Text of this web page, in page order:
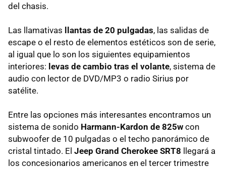
del chasis.
Las llamativas llantas de 20 pulgadas, las salidas de
escape o el resto de elementos estéticos son de serie,
al igual que lo son los siguientes equipamientos
interiores: levas de cambio tras el volante, sistema de
audio con lector de DVD/MP3 o radio Sirius por
satélite.
Entre las opciones más interesantes encontramos un
sistema de sonido Harmann-Kardon de 825w con
subwoofer de 10 pulgadas o el techo panorámico de
cristal tintado. El Jeep Grand Cherokee SRT8 llegará a
los concesionarios americanos en el tercer trimestre